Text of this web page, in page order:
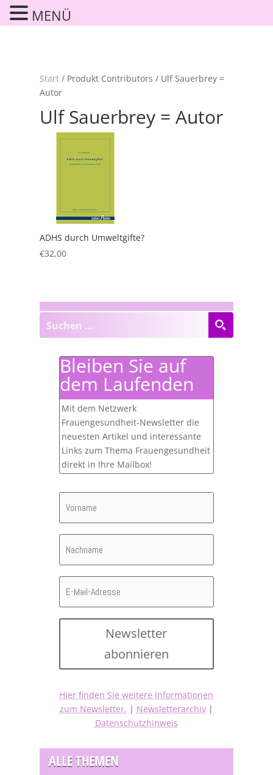
Start/ Produkt Contributors / Ulf Sauerbrey =
Autor
Ulf Sauerbrey = Autor
ADHS durch Umweltgifte?
€32,00
Bleiben Sie auf
dem Laufenden
Mit dem Netzwerk
Frauengesundheit-Newsletter die
neuesten Artikel und interessante
Links zum Thema Frauengesundheit
direkt in Ihre Mailbox!
Newsletter
abonnieren
Hier finden Sie weitere Informationen
zum Newsletter. | Newsletterarchiv|
Datenschutzhinweis
ALLE THEMEN
MENÜ